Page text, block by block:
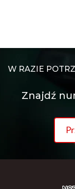
W RAZIE
Znajdź